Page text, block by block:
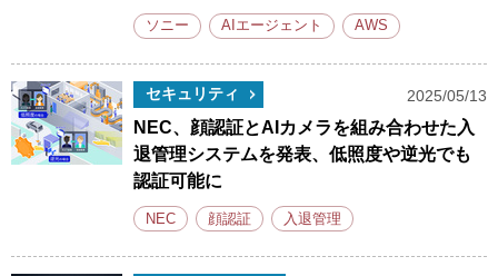
ソニー AIエージェント AWS
セキュリティ 2025/05/13
NEC、顔認証とAIカメラを組み合わせた入
退管理システムを発表、低照度や逆光でも
認証可能に
NEC 顔認証 入退管理